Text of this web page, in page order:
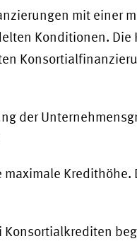
mit einer
Konditionen. Die
der
Kredithöhe.
Konsortialkrediten